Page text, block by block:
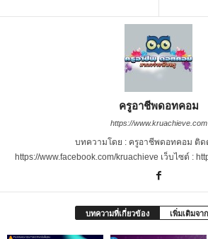
ครูอาชีพดอทคอม
https://www.kruachieve.com
บทความโดย : ครูอาชีพดอทคอม ติด
https://www.facebook.com/kruachieve เว็บไซต์ :
บทความที่เกี่ยวข้อง เพิ่มเติมจา